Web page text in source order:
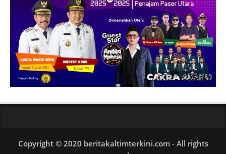
Copyright © 2020 beritakaltimterkini.com - All rights